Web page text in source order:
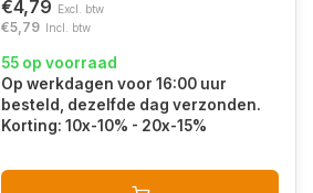
€4,79 Excl. btw
€5,79 Incl. btw
55 op voorraad
Op werkdagen voor 16:00 uur
besteld, dezelfde dag verzonden.
Korting: 10x-10% - 20x-15%